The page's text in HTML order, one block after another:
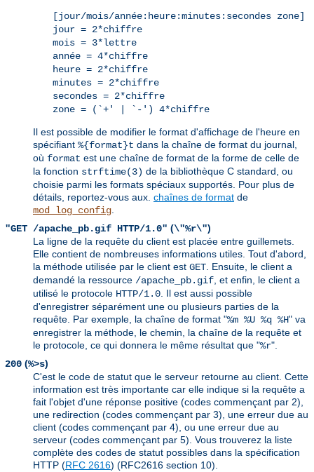
[jour/mois/année:heure:minutes:secondes zone]
jour = 2*chiffre
mois = 3*lettre
année = 4*chiffre
heure = 2*chiffre
minutes = 2*chiffre
secondes = 2*chiffre
zone = (`+' | `-') 4*chiffre
Il est possible de modifier le format d'affichage de l'heure en
spécifiant %{format}t dans la chaîne de format du journal,
où format est une chaîne de format de la forme de celle de
la fonction strftime(3) de la bibliothèque C standard, ou
choisie parmi les formats spéciaux supportés. Pour plus de
détails, reportez-vous aux. chaînes de format de
mod_log_config
"GET /apache_pb.gif HTTP/1.0" (\"%r\")
La ligne de la requête du client est placée entre guillemets.
Elle contient de nombreuses informations utiles. Tout d'abord,
la méthode utilisée par le client est GET . Ensuite, le client a
demandé la ressource /apache_pb.gif , et enfin, le client a
utilisé le protocole HTTP/1.0 . Il est aussi possible
d'enregistrer séparément une ou plusieurs parties de la
requête. Par exemple, la chaîne de format "%m %U %q %H" va
enregistrer la méthode, le chemin, la chaîne de la requête et
le protocole, ce qui donnera le même résultat que "%r".
200 (%>s)
C'est le code de statut que le serveur retourne au client. Cette
information est très importante car elle indique si la requête a
fait l'objet d'une réponse positive (codes commençant par 2),
une redirection (codes commençant par 3), une erreur due au
client (codes commençant par 4), ou une erreur due au
serveur (codes commençant par 5). Vous trouverez la liste
complète des codes de statut possibles dans la spécification
HTTP (RFC 2616) (RFC2616 section 10).